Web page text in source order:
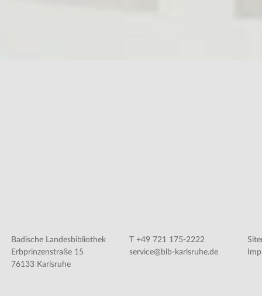
Badische Landesbibliothek
Erbprinzenstraße 15
76133 Karlsruhe
T +49 721 175-2222
service@blb-karlsruhe.de